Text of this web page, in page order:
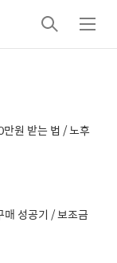
검
색
메
뉴
원 받는 법 / 노후
성공기 / 보조금